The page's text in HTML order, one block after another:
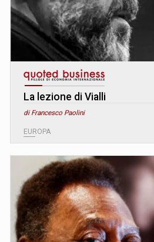
La lezione di Vialli
di Francesco Paolini
EUROPA